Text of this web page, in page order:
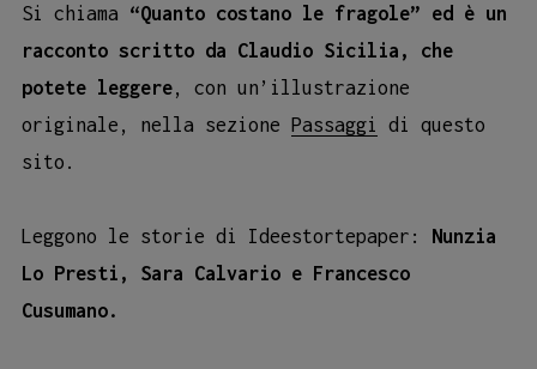
Si chiama “Quanto costano le fragole” ed è un
racconto scritto da Claudio Sicilia, che
potete leggere , con un’illustrazione
originale, nella sezione Passaggi
di questo
sito.
Leggono le storie di Ideestortepaper: Nunzia
Lo Presti, Sara Calvario e Francesco
Cusumano.